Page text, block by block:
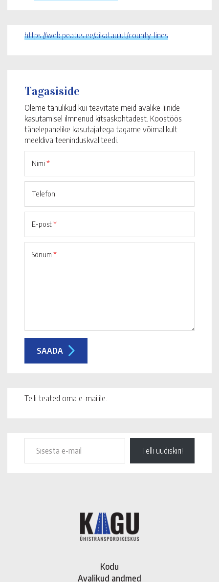
https://web.peatus.ee/aikataulut/county-lines
Tagasiside
Oleme tänulikud kui teavitate meid avalike liinide
kasutamisel ilmnenud kitsaskohtadest. Koostöös
tähelepanelike kasutajatega tagame võimalikult
meeldiva teeninduskvaliteedi.
Nimi *
Telefon
E-post*
Sõnum *
Telli teated oma e-mailile.
Telli uudiskiri!
Kodu
Avalikud andmed